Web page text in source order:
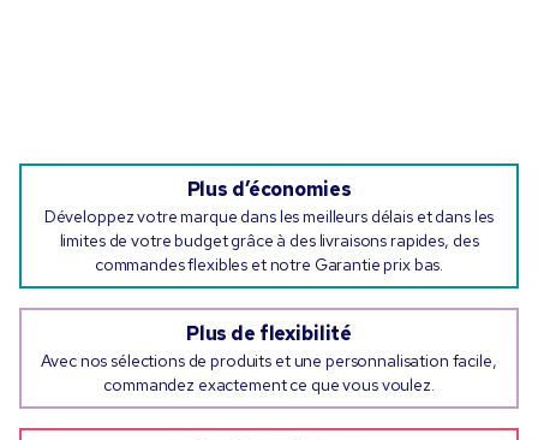
Plus d’économies
Développez votre marque dans les meilleurs délais et dans les
limites de votre budget grâce à des livraisons rapides, des
commandes flexibles et notre Garantie prix bas.
Plus de flexibilité
Avec nos sélections de produits et une personnalisation facile,
commandez exactement ce que vous voulez.